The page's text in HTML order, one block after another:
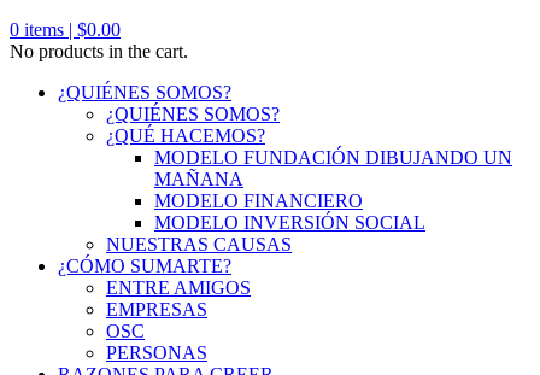
0 items | $0.00
No products in the cart.
¿QUIÉNES SOMOS?
¿QUIÉNES SOMOS?
¿QUÉ HACEMOS?
MODELO FUNDACIÓN DIBUJANDO UN
MAÑANA
MODELO FINANCIERO
MODELO INVERSIÓN SOCIAL
NUESTRAS CAUSAS
¿CÓMO SUMARTE?
ENTRE AMIGOS
EMPRESAS
OSC
PERSONAS